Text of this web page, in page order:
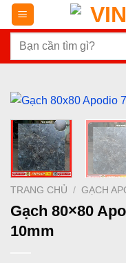
Chuyển
đến
dung
Tìm
TRANG CHỦ / GẠCH
Gạch 80×80
10mm